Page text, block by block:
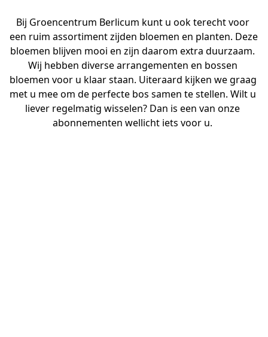
Bij Groencentrum Berlicum kunt u ook terecht voor
een ruim assortiment zijden bloemen en planten. Deze
bloemen blijven mooi en zijn daarom extra duurzaam.
Wij hebben diverse arrangementen en bossen
bloemen voor u klaar staan. Uiteraard kijken we graag
met u mee om de perfecte bos samen te stellen. Wilt u
liever regelmatig wisselen? Dan is een van onze
abonnementen wellicht iets voor u.